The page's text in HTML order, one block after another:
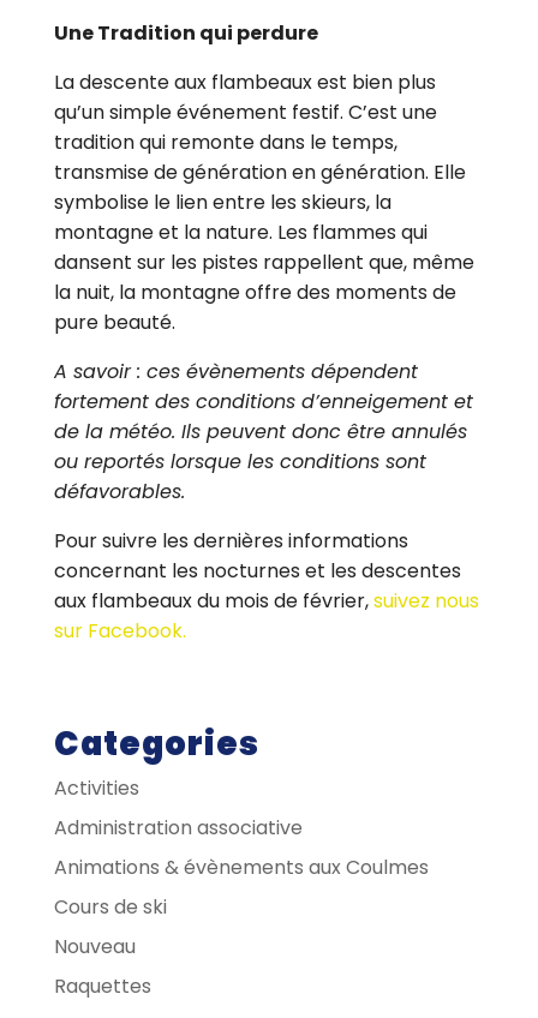
Une Tradition qui perdure
La descente aux flambeaux est bien plus
qu’un simple événement festif. C’est une
tradition qui remonte dans le temps,
transmise de génération en génération. Elle
symbolise le lien entre les skieurs, la
montagne et la nature. Les flammes qui
dansent sur les pistes rappellent que, même
la nuit, la montagne offre des moments de
pure beauté.
A savoir : ces évènements dépendent
fortement des conditions d’enneigement et
de la météo. Ils peuvent donc être annulés
ou reportés lorsque les conditions sont
défavorables.
Pour suivre les dernières informations
concernant les nocturnes et les descentes
aux flambeaux du mois de février,suivez nous
sur Facebook.
Categories
Activities
Administration associative
Animations & évènements aux Coulmes
Cours de ski
Nouveau
Raquettes